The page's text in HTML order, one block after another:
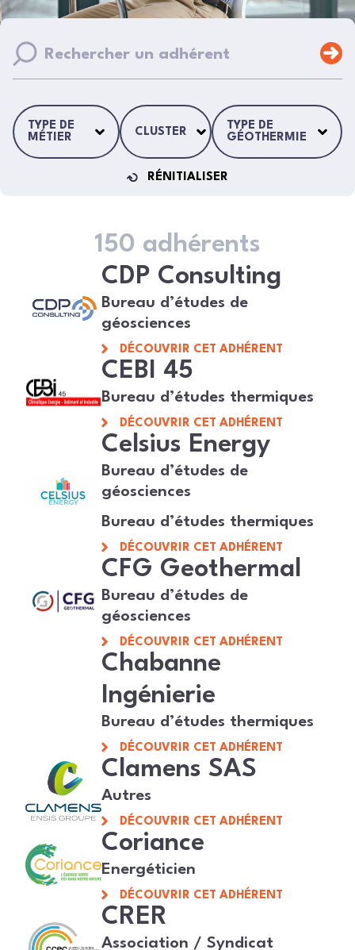
TYPE DE
MÉTIER
CLUSTER
TYPE DE
GÉOTHERMIE
RÉNITIALISER
150 adhérents
CDP Consulting
Bureau d’études de
géosciences
DÉCOUVRIR CET ADHÉRENT
CEBI 45
Bureau d’études thermiques
DÉCOUVRIR CET ADHÉRENT
Celsius Energy
Bureau d’études de
géosciences
Bureau d’études thermiques
DÉCOUVRIR CET ADHÉRENT
CFG Geothermal
Bureau d’études de
géosciences
DÉCOUVRIR CET ADHÉRENT
Chabanne
Ingénierie
Bureau d’études thermiques
DÉCOUVRIR CET ADHÉRENT
Clamens SAS
Autres
DÉCOUVRIR CET ADHÉRENT
Coriance
Energéticien
DÉCOUVRIR CET ADHÉRENT
CRER
Association / Syndicat